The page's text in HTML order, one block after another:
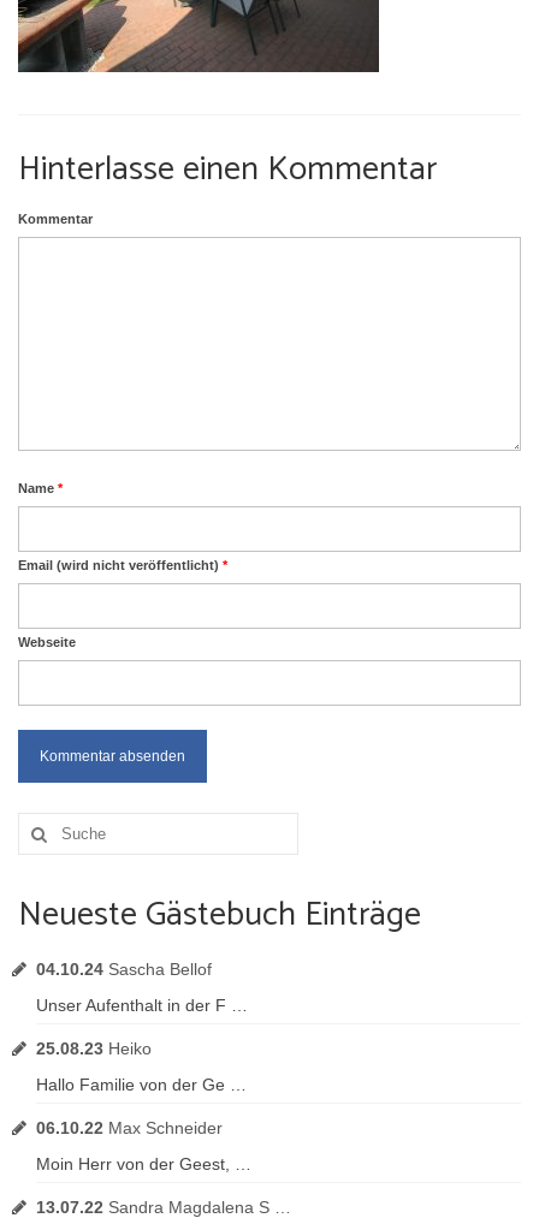
Umgebung
Hinterlasse einen Kommentar
Kommentar
Name *
Email (wird nicht veröffentlicht) *
Webseite
Suche
nach:
Neueste Gästebuch Einträge
04.10.24 Sascha Bellof
Unser Aufenthalt in der F …
25.08.23 Heiko
Hallo Familie von der Ge …
06.10.22 Max Schneider
Moin Herr von der Geest, …
13.07.22 Sandra Magdalena S …